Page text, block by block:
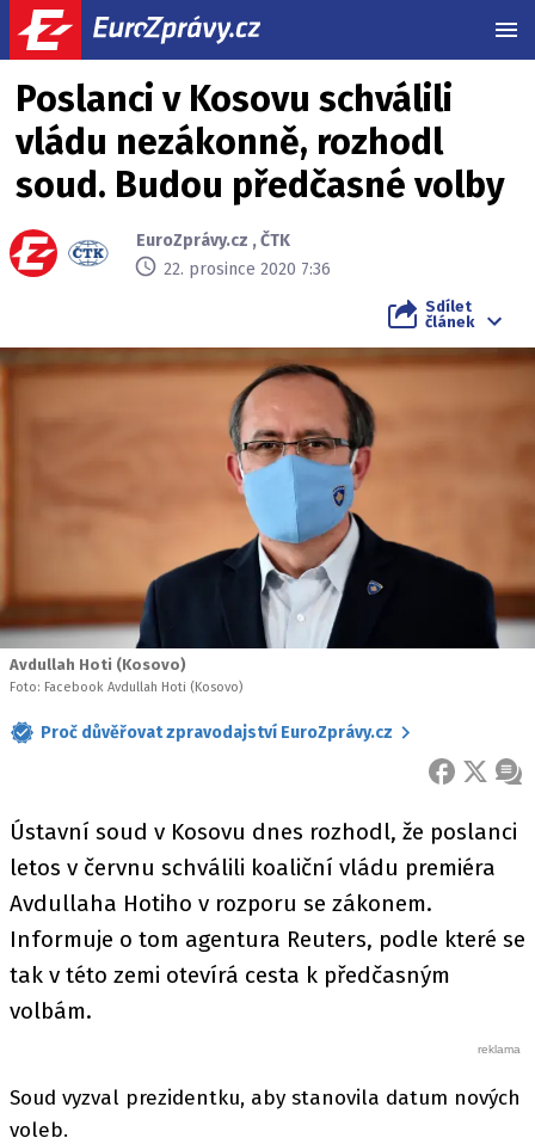
Poslanci v Kosovu schválili
vládu nezákonně, rozhodl
soud. Budou předčasné volby
EuroZprávy.cz ,ČTK
22. prosince 2020 7:36
Sdílet
článek
Avdullah Hoti (Kosovo)
Foto: Facebook Avdullah Hoti (Kosovo)
Proč důvěřovat zpravodajství EuroZprávy.cz
FACEBOOK
X
Ústavní soud v Kosovu dnes rozhodl, že poslanci
letos v červnu schválili koaliční vládu premiéra
Avdullaha Hotiho v rozporu se zákonem.
Informuje o tom agentura Reuters, podle které se
tak v této zemi otevírá cesta k předčasným
volbám.
Soud vyzval prezidentku, aby stanovila datum nových
voleb.